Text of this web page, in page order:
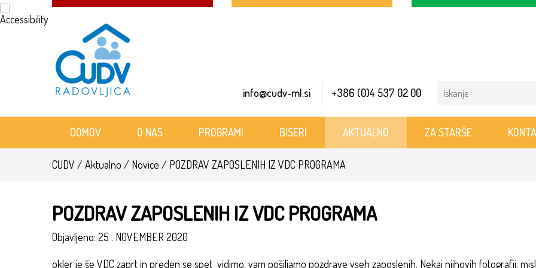
Skip
to
Skoči
info@cudv-ml.si +386 (0)4 537 02 00
Search
DOMOV O NAS PROGRAMI BISERI AKTUALNO ZA STARŠE
CUDV / Aktualno / Novice / POZDRAV ZAPOSLENIH IZ VDC PROGRAMA
POZDRAV ZAPOSLENIH IZ VDC PROGRAMA
Objavljeno: 25 . NOVEMBER 2020
okler je še VDC zaprt in preden se spet vidimo, vam pošiljamo pozdrave vseh zaposlenih. Nekaj njihovih fotografij,